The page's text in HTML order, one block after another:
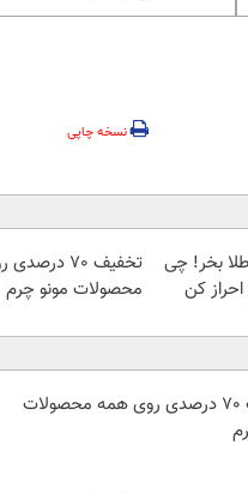
نسخه چاپی
بخر! چی
کن
تخفیف 70
محصولات مونو چرم
تخفیف 70 درصدی روی همه محصولات